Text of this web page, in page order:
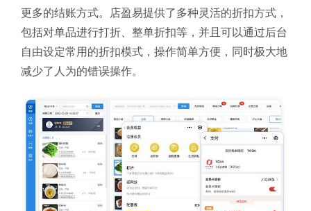
更多的结账方式。店盈易提供了多种灵活的折扣方式，
包括对单品进行打折、整单折扣等，并且可以通过后台
自由设定常用的折扣模式，操作简单方便，同时极大地
减少了人为的错误操作。